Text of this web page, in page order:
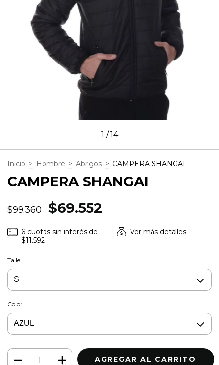
1 /14
Inicio > Hombre > Abrigos > CAMPERA SHANGAI
CAMPERA SHANGAI
$99.360 $69.552
6cuotas sin interés de
$11.592
Ver más detalles
Talle
Color